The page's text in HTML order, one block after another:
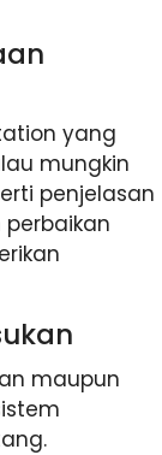
yang
mungkin
penjelasan
maupun